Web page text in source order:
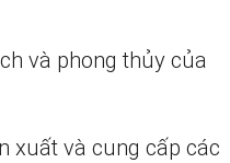
và phong thủy của
xuất và cung cấp các